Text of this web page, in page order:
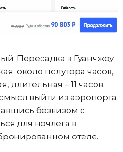
Пересадка в Гуанчжоу
около полутора часов,
длительная – 11 часов.
выйти из аэропорта
безвизом с
для ночлега в
отеле.